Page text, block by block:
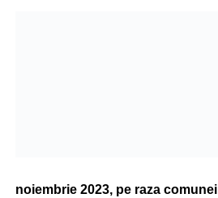
noiembrie 2023, pe raza